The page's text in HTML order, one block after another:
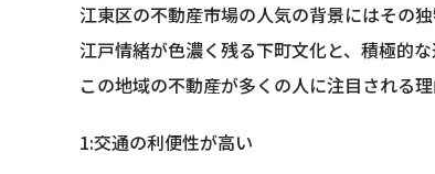
江東区の不動産市場の人気の背景にはその
江戸情緒が色濃く残る下町文化と、積極的
この地域の不動産が多くの人に注目される
1:交通の利便性が高い